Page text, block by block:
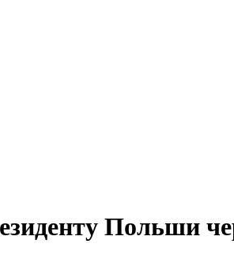
Польши